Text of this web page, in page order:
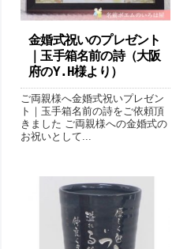
金婚式祝いのプレゼント
｜玉手箱名前の詩 （大阪
府のY.H様より ）
ご両親様へ金婚式祝いプレゼン
ト｜玉手箱名前の詩をご依頼頂
きました ご両親様への金婚式の
お祝いとして...